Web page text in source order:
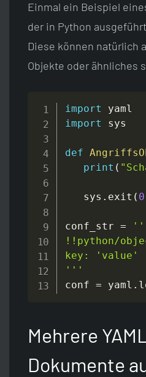
Einmal ein Beispiel
der in Python
Diese können natürlich
Objekte oder ähnliches
import
import sys
def
print (
   sys
. exit ( 0
conf_str =
!!python/
key: 'value'
'''
conf = yaml .
Mehrere YAML
Dokumente